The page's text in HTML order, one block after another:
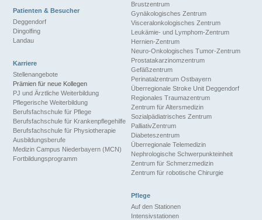
Brustzentrum
Gynäkologisches Zentrum
Visceralonkologisches Zentrum
Leukämie- und Lymphom-Zentrum
Hernien-Zentrum
Neuro-Onkologisches Tumor-Zentrum
Prostatakarzinomzentrum
Gefäßzentrum
Perinatalzentrum Ostbayern
Überregionale Stroke Unit Deggendorf
Regionales Traumazentrum
Zentrum für Altersmedizin
Sozialpädiatrisches Zentrum
PalliativZentrum
Diabeteszentrum
Überregionale Telemedizin
Nephrologische Schwerpunkteinheit
Zentrum für Schmerzmedizin
Zentrum für robotische Chirurgie
Pflege
Auf den Stationen
Intensivstationen
Patienten & Besucher
Deggendorf
Dingolfing
Landau
Karriere
Stellenangebote
Prämien für neue Kollegen
PJ und Ärztliche Weiterbildung
Pflegerische Weiterbildung
Berufsfachschule für Pflege
Berufsfachschule für Krankenpflegehilfe
Berufsfachschule für Physiotherapie
Ausbildungsberufe
Medizin Campus Niederbayern (MCN)
Fortbildungsprogramm